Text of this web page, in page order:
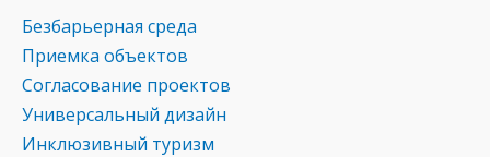
Безбарьерная среда
Приемка объектов
Согласование проектов
Универсальный дизайн
Инклюзивный туризм